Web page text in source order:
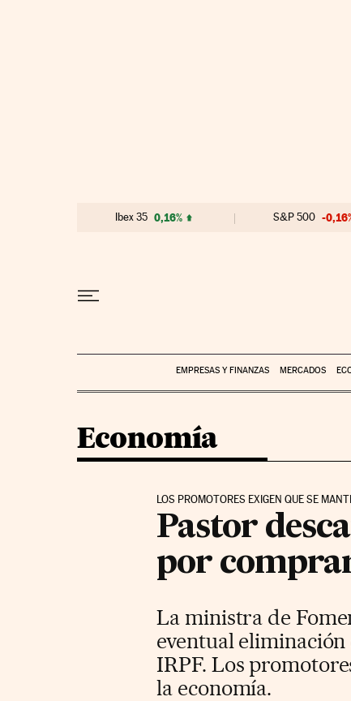
Ibex 35 0,16% S&P 500 -
EMPRESAS Y FINANZAS MERCADOS
Economía
LOS PROMOTORES EXIGEN QUE SE
Pastor
por
La ministra de
eventual
IRPF. Los
la economía.